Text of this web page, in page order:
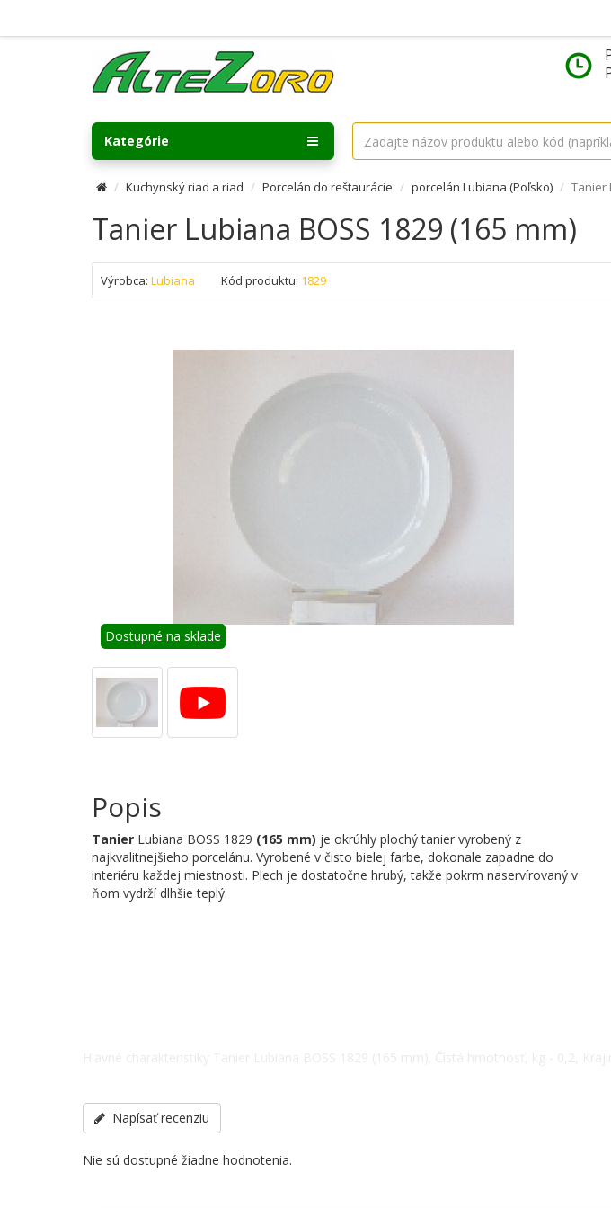
Kategórie
Kuchynský riad a riad Porcelán do reštaurácie porcelán Lubiana (Poľsko) Tanier
Tanier Lubiana BOSS 1829 (165 mm)
Výrobca: Lubiana Kód produktu: 1829
Dostupné na sklade
Popis
Tanier Lubiana BOSS 1829 (165 mm) je okrúhly plochý tanier vyrobený z
najkvalitnejšieho porcelánu. Vyrobené v čisto bielej farbe, dokonale zapadne do
interiéru každej miestnosti. Plech je dostatočne hrubý, takže pokrm naservírovaný v
ňom vydrží dlhšie teplý.
Napísať recenziu
Nie sú dostupné žiadne hodnotenia.